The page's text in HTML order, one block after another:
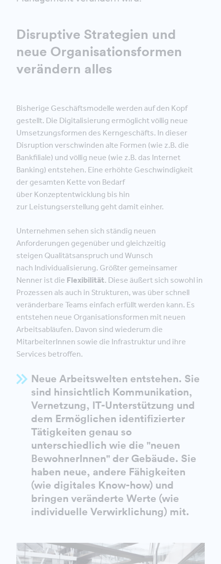
Disruptive Strategien und
neue Organisationsformen
verändern alles
Bisherige Geschäftsmodelle werden auf den Kopf
gestellt. Die Digitalisierung ermöglicht völlig neue
Umsetzungsformen des Kerngeschäfts. In dieser
Disruption verschwinden alte Formen (wie z.B. die
Bankfiliale) und völlig neue (wie z.B. das Internet
Banking) entstehen. Eine erhöhte Geschwindigkeit
der gesamten Kette von Bedarf
über Konzeptentwicklung bis hin
zur Leistungserstellung geht damit einher.
Unternehmen sehen sich ständig neuen
Anforderungen gegenüber und gleichzeitig
steigen Qualitätsanspruch und Wunsch
nach Individualisierung. Größter gemeinsamer
Nenner ist die Flexibilität. Diese äußert sich sowohl in
Prozessen als auch in Strukturen, was über schnell
veränderbare Teams einfach erfüllt werden kann. Es
entstehen neue Organisationsformen mit neuen
Arbeitsabläufen. Davon sind wiederum die
MitarbeiterInnen sowie die Infrastruktur und ihre
Services betroffen.
Neue Arbeitswelten entstehen. Sie
sind hinsichtlich Kommunikation,
Vernetzung, IT-Unterstützung und
dem Ermöglichen identifizierter
Tätigkeiten genau so
unterschiedlich wie die "neuen
BewohnerInnen" der Gebäude. Sie
haben neue, andere Fähigkeiten
(wie digitales Know-how) und
bringen veränderte Werte (wie
individuelle Verwirklichung) mit.